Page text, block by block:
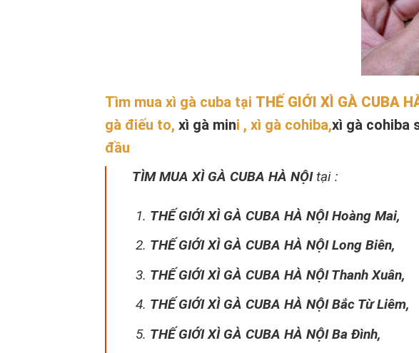
Tìm mua xì gà cuba tại THẾ GIỚI XÌ GÀ CUBA
gà điếu to, xì gà mini , xì gà cohiba,xì gà cohiba
đầu
TÌM MUA XÌ GÀ CUBA HÀ NỘItại :
THẾ GIỚI XÌ GÀ CUBA HÀ NỘI Hoàng Mai,
THẾ GIỚI XÌ GÀ CUBA HÀ NỘI Long Biên,
THẾ GIỚI XÌ GÀ CUBA HÀ NỘI Thanh Xuân,
THẾ GIỚI XÌ GÀ CUBA HÀ NỘI Bắc Từ Liêm,
THẾ GIỚI XÌ GÀ CUBA HÀ NỘI Ba Đình,